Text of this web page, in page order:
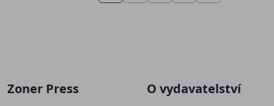
Zoner Press O vydavatelství